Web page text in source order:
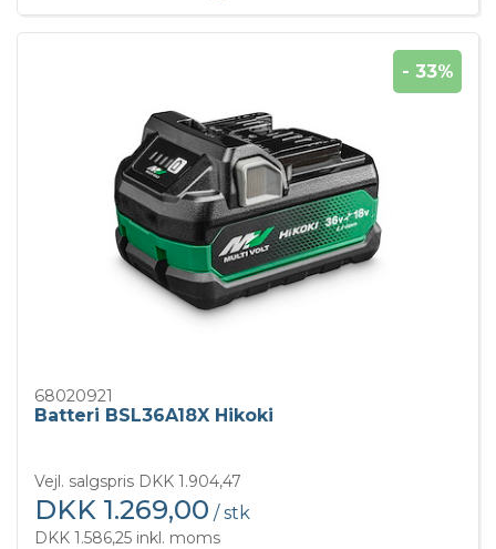
- 33%
68020921
Batteri BSL36A18X Hikoki
Vejl. salgspris DKK 1.904,47
DKK 1.269,00 / stk
DKK 1.586,25 inkl. moms